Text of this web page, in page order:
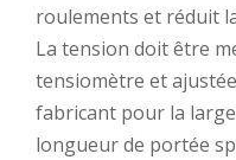
roulements et réduit
La tension doit être
tensiomètre et
fabricant pour la
longueur de portée